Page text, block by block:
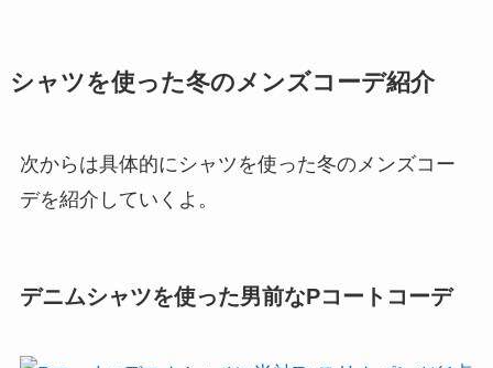
シャツを使った冬のメンズコーデ紹介
次からは具体的にシャツを使った冬のメンズコー
デを紹介していくよ。
デニムシャツを使った男前なPコートコーデ